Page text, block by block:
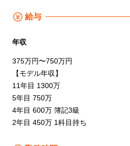
給与
年収
375万円〜750万円
【モデル年収】
11年目 1300万
5年目 750万
4年目 600万 簿記3級
2年目 450万 1科目持ち